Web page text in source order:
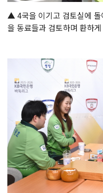
▲ 4국을 이기고 검토실에 돌
을 동료들과 검토하며 환하